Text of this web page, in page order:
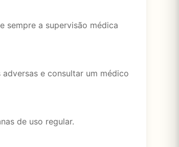
sempre a supervisão médica
e consultar um médico
de uso regular.